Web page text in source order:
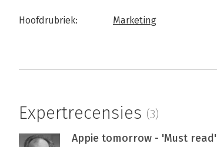
Hoofdrubriek: Marketing
Expertrecensies (3)
Appie tomorrow - 'Must read'